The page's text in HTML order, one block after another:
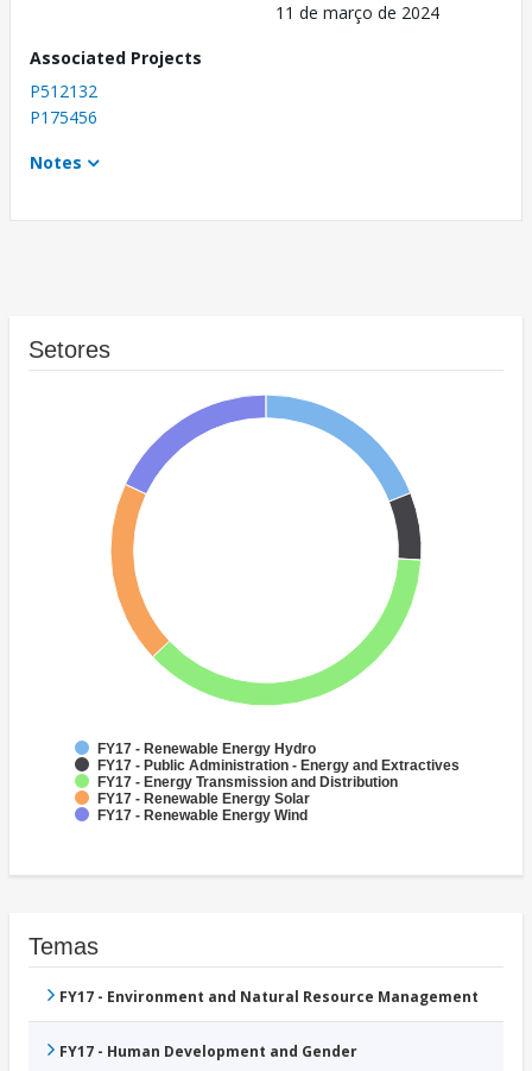
11 de março de 2024
Associated Projects
P512132
P175456
Notes
Setores
FY17 - Renewable Energy Hydro
FY17 - Public Administration - Energy and Extractives
FY17 - Energy Transmission and Distribution
FY17 - Renewable Energy Solar
FY17 - Renewable Energy Wind
Temas
FY17 - Environment and Natural Resource Management
FY17 - Human Development and Gender